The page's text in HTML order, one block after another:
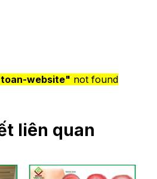
website" not found
liên quan